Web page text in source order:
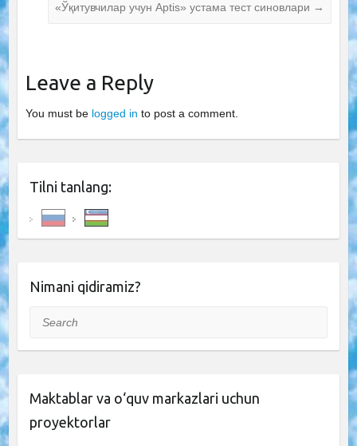
«Ўқитувчилар учун Aptis» устама тест синовлари →
Leave a Reply
You must be logged in to post a comment.
Tilni tanlang:
Nimani qidiramiz?
Search
Maktablar va o‘quv markazlari uchun
proyektorlar